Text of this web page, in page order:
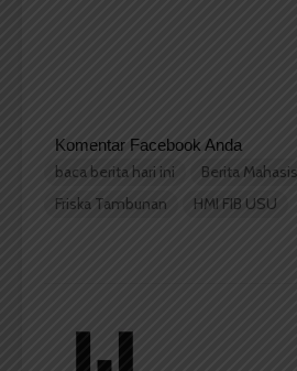
Komentar Facebook Anda
baca berita hari ini
Berita
Friska Tambunan
HMI FIB USU